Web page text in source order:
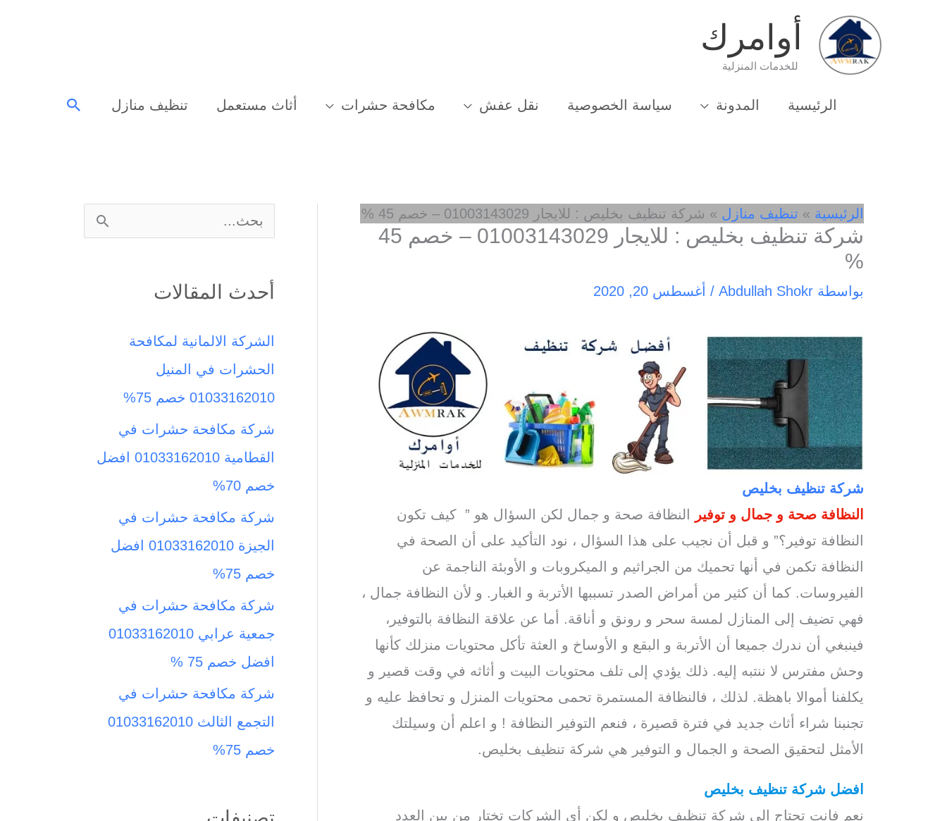
أوامرك
للخدمات المنزلية
الرئيسية المدونة سياسة الخصوصية نقل عفش مكافحة حشرات أثاث مستعمل تنظيف منازل البحث
الرئيسية تنظيف منازل شركة تنظيف بخليص : للايجار 01003143029 – خصم 45 %
شركة تنظيف بخليص : للايجار 01003143029 – خصم 45
%
بواسطة Abdullah Shokr
/ أغسطس 20, 2020
شركة تنظيف بخليص
النظافة صحة و جمال و توفير
النظافة صحة و جمال لكن السؤال هو ” كيف تكون
النظافة توفير؟” و قبل أن نجيب على هذا السؤال ، نود التأكيد على أن الصحة في
النظافة تكمن في أنها تحميك من الجراثيم و الميكروبات و الأوبئة الناجمة عن
الفيروسات. كما أن كثير من أمراض الصدر تسببها الأتربة و الغبار. و لأن النظافة جمال ،
فهي تضيف إلى المنازل لمسة سحر و رونق و أناقة. أما عن علاقة النظافة بالتوفير،
فينبغي أن ندرك جميعا أن الأتربة و البقع و الأوساخ و العثة تأكل محتويات منزلك كأنها
وحش مفترس لا ننتبه إليه. ذلك يؤدي إلى تلف محتويات البيت و أثاثه في وقت قصير و
يكلفنا أموالا باهظة. لذلك ، فالنظافة المستمرة تحمى محتويات المنزل و تحافظ عليه و
تجنبنا شراء أثاث جديد في فترة قصيرة ، فنعم التوفير النظافة ! و اعلم أن وسيلتك
الأمثل لتحقيق الصحة و الجمال و التوفير هي شركة تنظيف بخليص.
افضل شركة تنظيف بخليص
نعم فانت تحتاج إلى شركة تنظيف بخليص و لكن أي الشركات تختار من بين العدد
ب
ث
ع
ن
أحدث المقالات
الشركة الالمانية لمكافحة
الحشرات في المنيل
01033162010 خصم 75%
شركة مكافحة حشرات في
القطامية 01033162010 افضل
خصم 70%
شركة مكافحة حشرات في
الجيزة 01033162010 افضل
خصم 75%
شركة مكافحة حشرات في
جمعية عرابي 01033162010
افضل خصم 75 %
شركة مكافحة حشرات في
التجمع الثالث 01033162010
خصم 75%